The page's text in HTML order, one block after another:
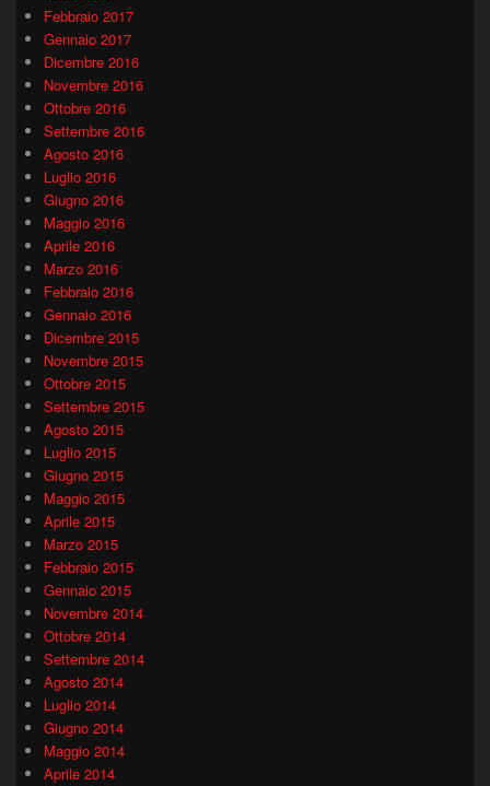
Febbraio 2017
Gennaio 2017
Dicembre 2016
Novembre 2016
Ottobre 2016
Settembre 2016
Agosto 2016
Luglio 2016
Giugno 2016
Maggio 2016
Aprile 2016
Marzo 2016
Febbraio 2016
Gennaio 2016
Dicembre 2015
Novembre 2015
Ottobre 2015
Settembre 2015
Agosto 2015
Luglio 2015
Giugno 2015
Maggio 2015
Aprile 2015
Marzo 2015
Febbraio 2015
Gennaio 2015
Novembre 2014
Ottobre 2014
Settembre 2014
Agosto 2014
Luglio 2014
Giugno 2014
Maggio 2014
Aprile 2014